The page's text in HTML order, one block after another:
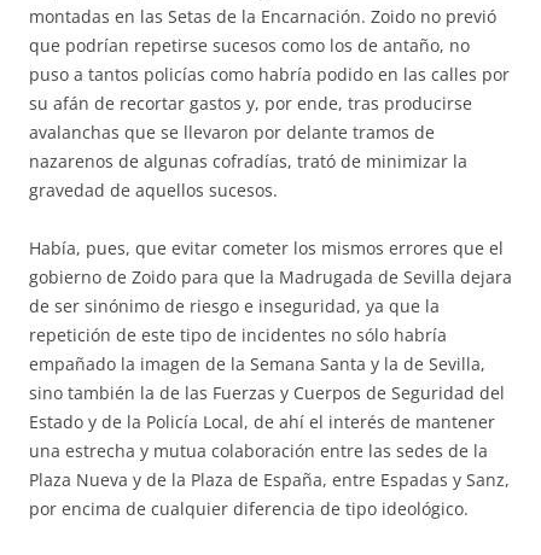
montadas en las Setas de la Encarnación. Zoido no previó
que podrían repetirse sucesos como los de antaño, no
puso a tantos policías como habría podido en las calles por
su afán de recortar gastos y, por ende, tras producirse
avalanchas que se llevaron por delante tramos de
nazarenos de algunas cofradías, trató de minimizar la
gravedad de aquellos sucesos.
Había, pues, que evitar cometer los mismos errores que el
gobierno de Zoido para que la Madrugada de Sevilla dejara
de ser sinónimo de riesgo e inseguridad, ya que la
repetición de este tipo de incidentes no sólo habría
empañado la imagen de la Semana Santa y la de Sevilla,
sino también la de las Fuerzas y Cuerpos de Seguridad del
Estado y de la Policía Local, de ahí el interés de mantener
una estrecha y mutua colaboración entre las sedes de la
Plaza Nueva y de la Plaza de España, entre Espadas y Sanz,
por encima de cualquier diferencia de tipo ideológico.